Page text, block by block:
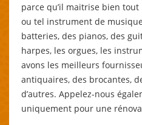
parce qu’il maitrise bien
ou tel instrument de
batteries, des pianos, des
harpes, les orgues, les
avons les meilleurs
antiquaires, des brocantes,
d’autres. Appelez-nous
uniquement pour une